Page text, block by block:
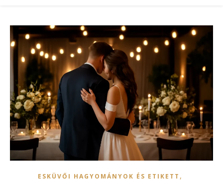
ESKÜVŐI HAGYOMÁNYOK ÉS ETIKETT ,